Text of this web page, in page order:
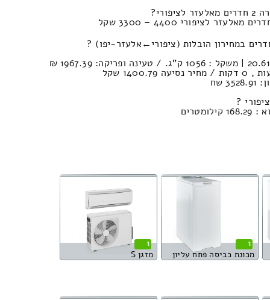
שח
?
1
מכונת כביסה פתח עליון
1
מזגן S